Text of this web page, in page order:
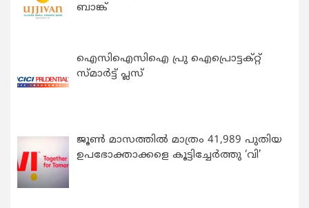
ബാങ്ക്
ഐസിഐസിഐ പ്രു ഐപ്രൊട്ടക്റ്റ്
സ്മാർട്ട് പ്ലസ്
ജൂൺ മാസത്തിൽ മാത്രം 41,989 പുതിയ
ഉപഭോക്താക്കളെ കൂട്ടിച്ചേർത്തു ‘വി’